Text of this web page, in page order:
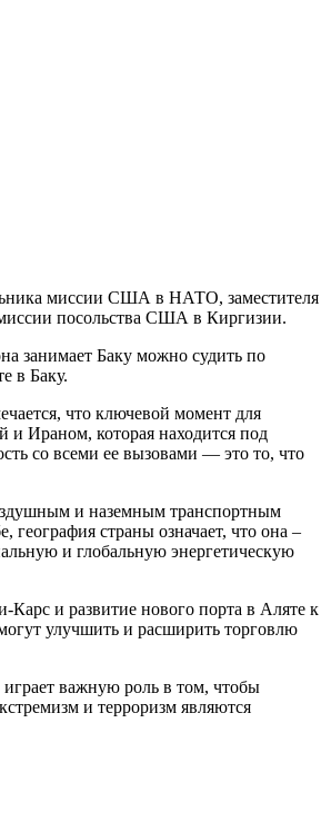
миссии США в НАТО, заместителя
посольства США в Киргизии.
занимает Баку можно судить по
в Баку.
что ключевой момент для
и Ираном, которая находится под
со всеми ее вызовами — это то, что
и наземным транспортным
страны означает, что она –
и глобальную энергетическую
и развитие нового порта в Аляте к
улучшить и расширить торговлю
важную роль в том, чтобы
и терроризм являются